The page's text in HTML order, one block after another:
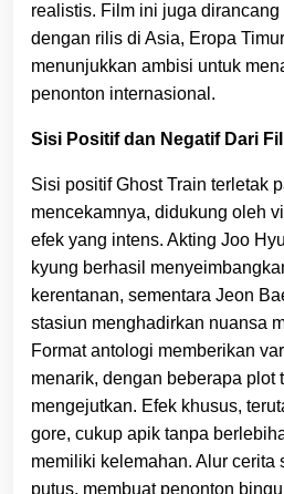
realistis. Film ini juga
dengan rilis di Asia, Eropa
menunjukkan ambisi untuk
penonton internasional.
Sisi Positif dan Negatif Dari
Sisi positif Ghost Train terletak
mencekamnya, didukung oleh
efek yang intens. Akting Joo
kyung berhasil
kerentanan, sementara Jeon
stasiun menghadirkan nuansa
Format antologi memberikan
menarik, dengan beberapa plot
mengejutkan. Efek khusus,
gore, cukup apik tanpa
memiliki kelemahan. Alur cerita
putus, membuat penonton